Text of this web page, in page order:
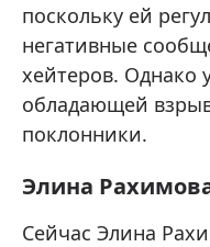
поскольку ей
негативные
хейтеров. Однако
обладающей
поклонники.
Элина
Сейчас Элина